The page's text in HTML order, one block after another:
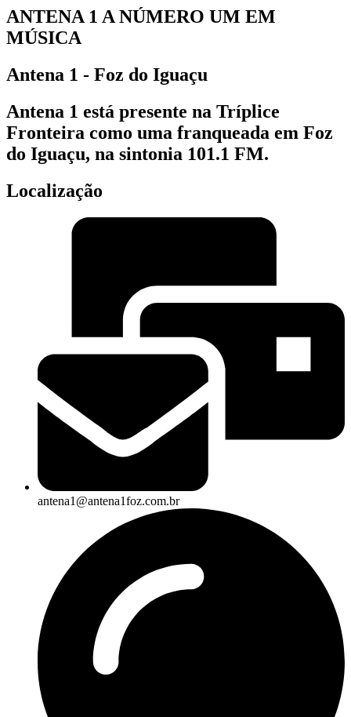
ANTENA 1 A NÚMERO UM EM
MÚSICA
Antena 1 - Foz do Iguaçu
Antena 1 está presente na Tríplice
Fronteira como uma franqueada em Foz
do Iguaçu, na sintonia 101.1 FM.
Localização
antena1@antena1foz.com.br